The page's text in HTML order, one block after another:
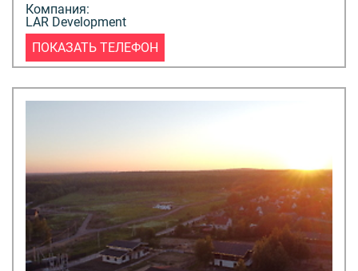
Компания:
LAR Development
ПОКАЗАТЬ ТЕЛЕФОН